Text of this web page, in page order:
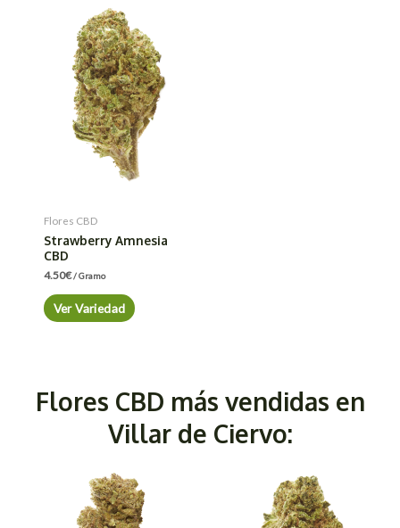
Flores CBD
Strawberry Amnesia
CBD
4.50€/ Gramo
Ver Variedad
Flores CBD más vendidas en
Villar de Ciervo: